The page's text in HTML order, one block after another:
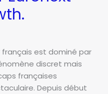
français est dominé par
discret mais
françaises
Depuis début